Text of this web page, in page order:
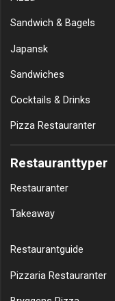
Sandwich & Bagels
Japansk
Sandwiches
Cocktails & Drinks
Pizza Restauranter
Restauranttyper
Restauranter
Takeaway
Restaurantguide
Pizzaria Restauranter